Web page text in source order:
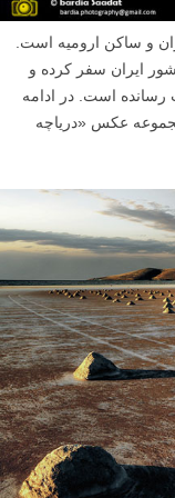
و ساکن ارومیه است.
ایران سفر کرده و
رسانده است. در ادامه
عکس «دریاچه